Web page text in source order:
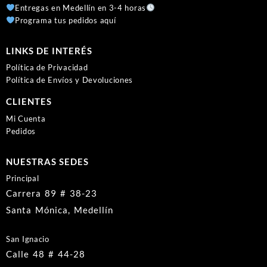
Entregas en Medellín en 3-4 horas
Programa tus pedidos aquí
LINKS DE INTERÉS
Política de Privacidad
Política de Envíos y Devoluciones
CLIENTES
Mi Cuenta
Pedidos
NUESTRAS SEDES
Principal
Carrera 89 # 38-23
Santa Mónica, Medellín
San Ignacio
Calle 48 # 44-28